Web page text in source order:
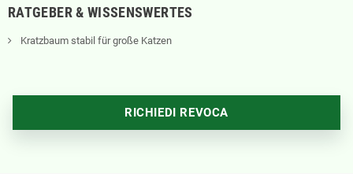
RATGEBER & WISSENSWERTES
Kratzbaum stabil für große Katzen
RICHIEDI REVOCA